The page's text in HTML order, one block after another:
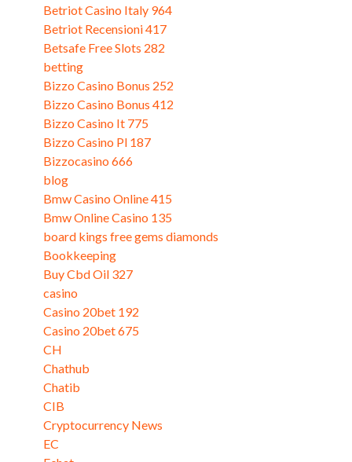
Betriot Casino Italy 964
Betriot Recensioni 417
Betsafe Free Slots 282
betting
Bizzo Casino Bonus 252
Bizzo Casino Bonus 412
Bizzo Casino It 775
Bizzo Casino Pl 187
Bizzocasino 666
blog
Bmw Casino Online 415
Bmw Online Casino 135
board kings free gems diamonds
Bookkeeping
Buy Cbd Oil 327
casino
Casino 20bet 192
Casino 20bet 675
CH
Chathub
Chatib
CIB
Cryptocurrency News
EC